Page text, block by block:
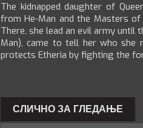
The kidnapped daughter of
from He-Man and the Masters of
There, she lead an evil army until
Man), came to tell her who she
protects Etheria by fighting the
СЛИЧНО ЗА ГЛЕДАЊЕ